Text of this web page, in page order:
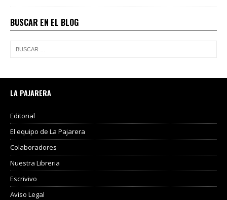
BUSCAR EN EL BLOG
LA PAJARERA
Editorial
El equipo de La Pajarera
Colaboradores
Nuestra Libreria
Escrivivo
Aviso Legal